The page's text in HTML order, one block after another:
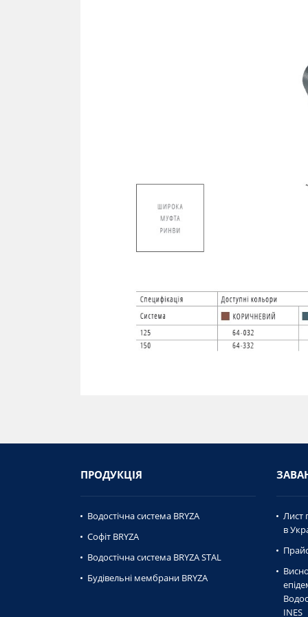
ПРОДУКЦІЯ
Водостічна система BRYZA
Софіт BRYZA
Водостічна система BRYZA STAL
Будівельні мембрани BRYZA
Лист
в
INES